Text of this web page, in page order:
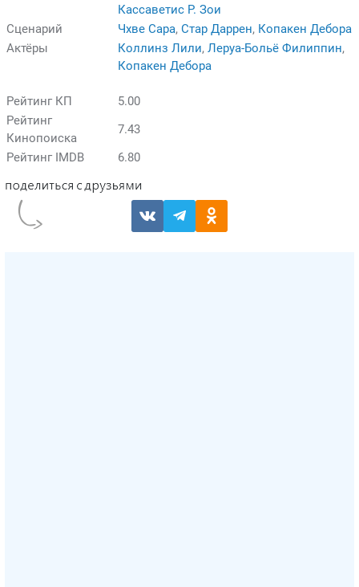
Кассаветис Р. Зои
Сценарий
Чхве Сара, Стар Даррен, Копакен Дебора
Актёры
Коллинз Лили, Леруа-Больё Филиппин,
Копакен Дебора
Рейтинг КП
5.00
Рейтинг
Кинопоиска
7.43
Рейтинг IMDB
6.80